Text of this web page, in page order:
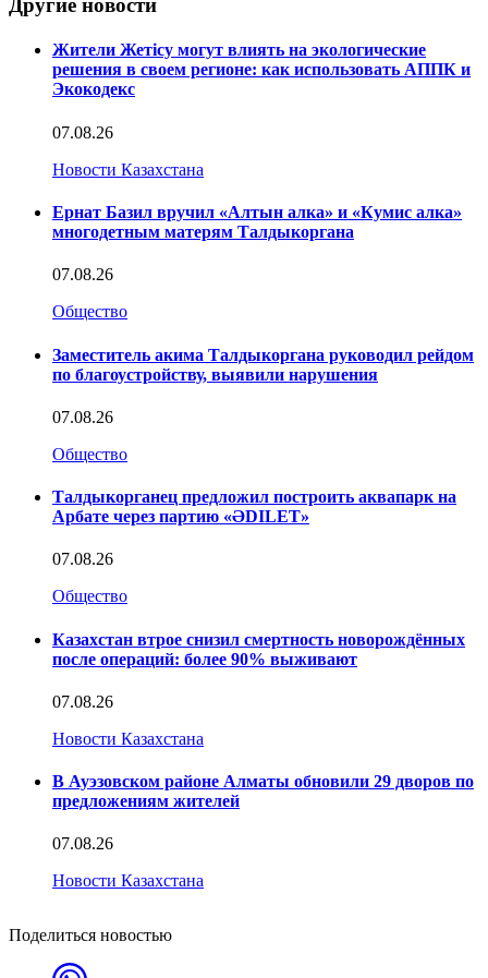
Другие новости
Жители Жетісу могут влиять на экологические
решения в своем регионе: как использовать АППК и
Экокодекс
07.08.26
Новости Казахстана
Ернат Базил вручил «Алтын алка» и «Кумис алка»
многодетным матерям Талдыкоргана
07.08.26
Общество
Заместитель акима Талдыкоргана руководил рейдом
по благоустройству, выявили нарушения
07.08.26
Общество
Талдыкорганец предложил построить аквапарк на
Арбате через партию «ӘDILET»
07.08.26
Общество
Казахстан втрое снизил смертность новорождённых
после операций: более 90% выживают
07.08.26
Новости Казахстана
В Ауэзовском районе Алматы обновили 29 дворов по
предложениям жителей
07.08.26
Новости Казахстана
Поделиться новостью